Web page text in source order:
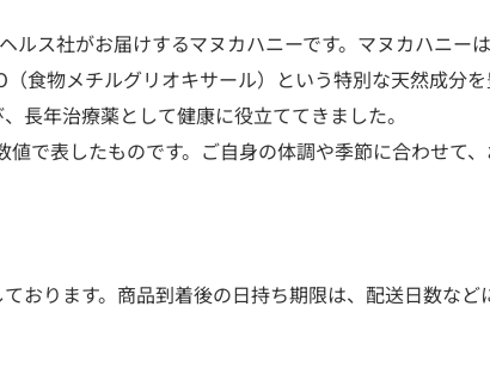
ルス社がお届けするマヌカハニーです。マヌカハニー
食物メチルグリオキサール）という特別な天然成分
長年治療薬として健康に役立ててきました。
で表したものです。ご自身の体調や季節に合わせて
おります。商品到着後の日持ち期限は、配送日数な